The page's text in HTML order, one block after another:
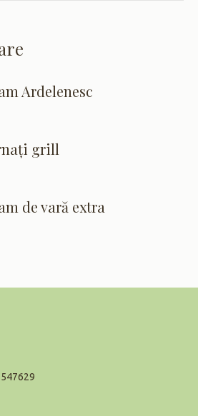
Ardelenesc
grill
de vară extra